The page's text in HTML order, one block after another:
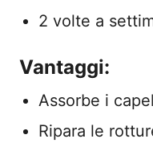
2 volte a
Vantaggi:
Assorbe i
Ripara le